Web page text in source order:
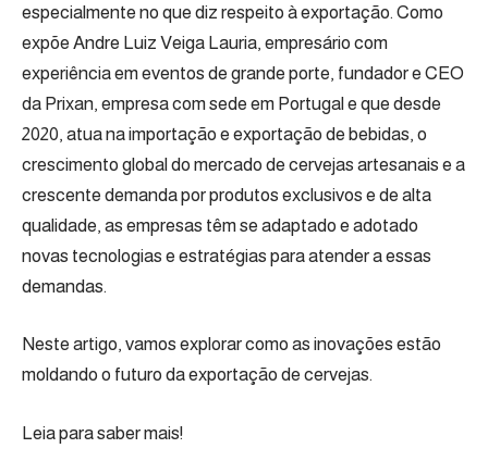
especialmente no que diz respeito à exportação. Como
expõe Andre Luiz Veiga Lauria, empresário com
experiência em eventos de grande porte, fundador e CEO
da Prixan, empresa com sede em Portugal e que desde
2020, atua na importação e exportação de bebidas, o
crescimento global do mercado de cervejas artesanais e a
crescente demanda por produtos exclusivos e de alta
qualidade, as empresas têm se adaptado e adotado
novas tecnologias e estratégias para atender a essas
demandas.
Neste artigo, vamos explorar como as inovações estão
moldando o futuro da exportação de cervejas.
Leia para saber mais!